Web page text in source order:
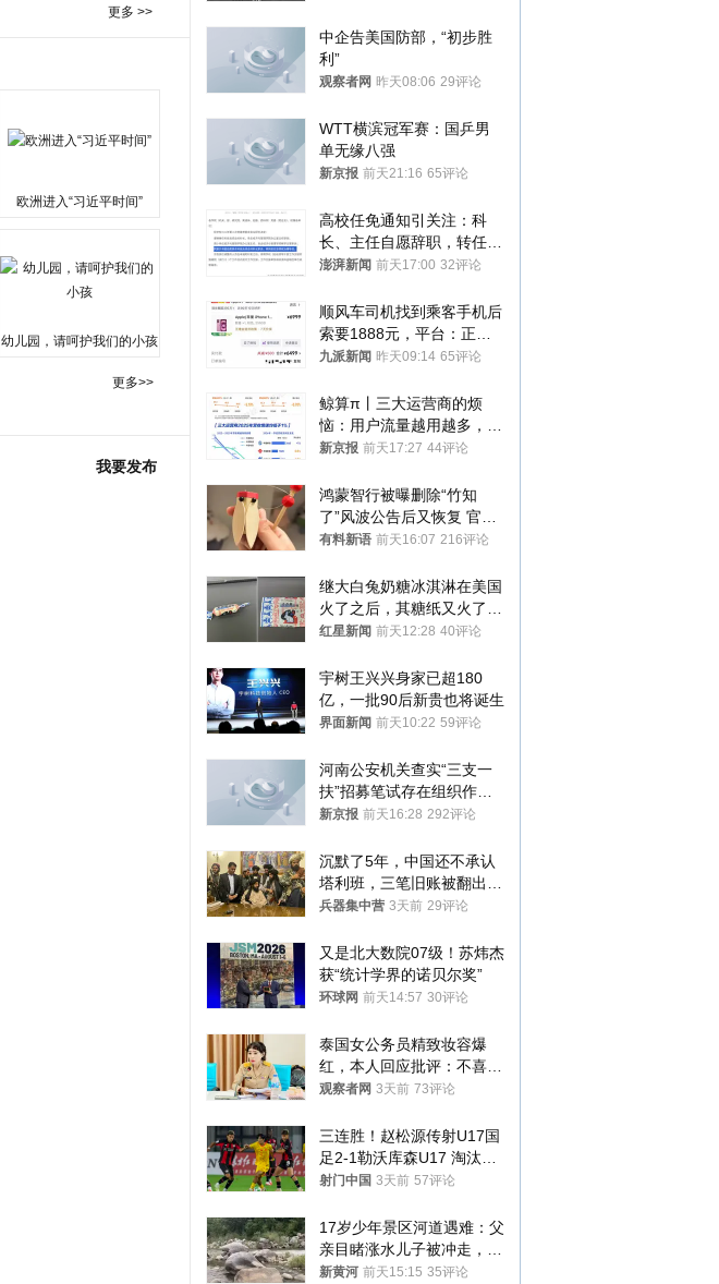
更多 >>
欧洲进入“习近平时间”
幼儿园，请呵护我们的小孩
更多>>
我要发布
中企告美国防部，“初步胜
利”
观察者网 昨天08:06 29评论
WTT横滨冠军赛：国乒男
单无缘八强
新京报 前天21:16 65评论
高校任免通知引关注：科
长、主任自愿辞职，转任思
政辅导员
澎湃新闻 前天17:00 32评论
顺风车司机找到乘客手机后
索要1888元，平台：正和
司机沟通协商
九派新闻 昨天09:14 65评论
鲸算π丨三大运营商的烦
恼：用户流量越用越多，收
入却越来越少
新京报 前天17:27 44评论
鸿蒙智行被曝删除“竹知
了”风波公告后又恢复 官媒
曾力挺：劝华为要大度的，
有料新语 前天16:07 216评论
继大白兔奶糖冰淇淋在美国
火了之后，其糖纸又火了！
海外博主盛赞：平面设计经
红星新闻 前天12:28 40评论
宇树王兴兴身家已超180
亿，一批90后新贵也将诞生
界面新闻 前天10:22 59评论
河南公安机关查实“三支一
扶”招募笔试存在组织作弊
犯罪行为
新京报 前天16:28 292评论
沉默了5年，中国还不承认
塔利班，三笔旧账被翻出，
最大风险出现
兵器集中营 3天前 29评论
又是北大数院07级！苏炜杰
获“统计学界的诺贝尔奖”
环球网 前天14:57 30评论
泰国女公务员精致妆容爆
红，本人回应批评：不喜欢
就别看
观察者网 3天前 73评论
三连胜！赵松源传射U17国
足2-1勒沃库森U17 淘汰赛
将战河床
射门中国 3天前 57评论
17岁少年景区河道遇难：父
亲目睹涨水儿子被冲走，当
地排除上游泄洪，家属盼厘
新黄河 前天15:15 35评论